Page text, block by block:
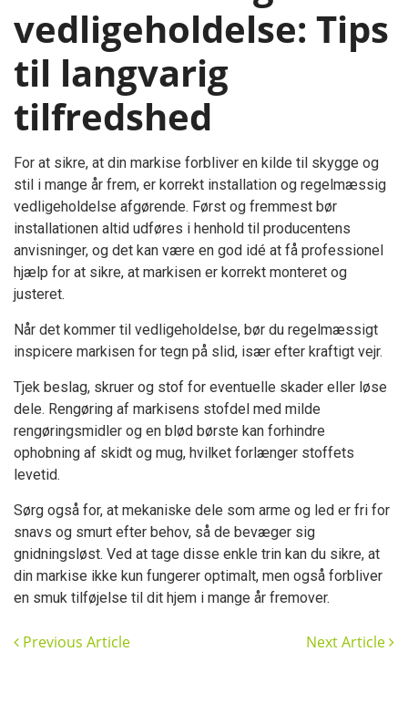
vedligeholdelse: Tips
til langvarig
tilfredshed
For at sikre, at din markise forbliver en kilde til skygge og
stil i mange år frem, er korrekt installation og regelmæssig
vedligeholdelse afgørende. Først og fremmest bør
installationen altid udføres i henhold til producentens
anvisninger, og det kan være en god idé at få professionel
hjælp for at sikre, at markisen er korrekt monteret og
justeret.
Når det kommer til vedligeholdelse, bør du regelmæssigt
inspicere markisen for tegn på slid, især efter kraftigt vejr.
Tjek beslag, skruer og stof for eventuelle skader eller løse
dele. Rengøring af markisens stofdel med milde
rengøringsmidler og en blød børste kan forhindre
ophobning af skidt og mug, hvilket forlænger stoffets
levetid.
Sørg også for, at mekaniske dele som arme og led er fri for
snavs og smurt efter behov, så de bevæger sig
gnidningsløst. Ved at tage disse enkle trin kan du sikre, at
din markise ikke kun fungerer optimalt, men også forbliver
en smuk tilføjelse til dit hjem i mange år fremover.
Previous Article Next Article